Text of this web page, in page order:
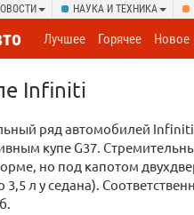
НАУКА И ТЕХНИКА
Лучшее Горячее Новое
Infiniti
ряд автомобилей
купе G37.
но под капотом
3,5 л у седана).